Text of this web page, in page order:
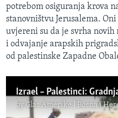
potrebom osiguranja krova
stanovništvu Jerusalema.
uvjereni su da je svrha
i odvajanje arapskih
od palestinske Zapadne
by Glas Amerike | Bosna i